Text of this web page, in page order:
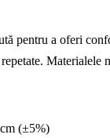
pentru a oferi
(±5%)